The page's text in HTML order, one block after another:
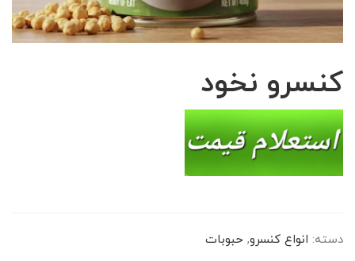
کنسرو نخود
دسته: انواع کنسرو, حبوبات